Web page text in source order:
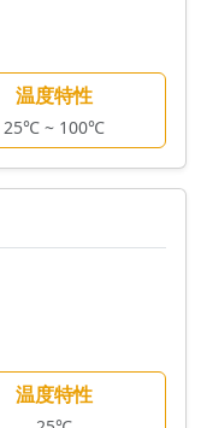
温度特性
25℃ ~ 100℃
温度特性